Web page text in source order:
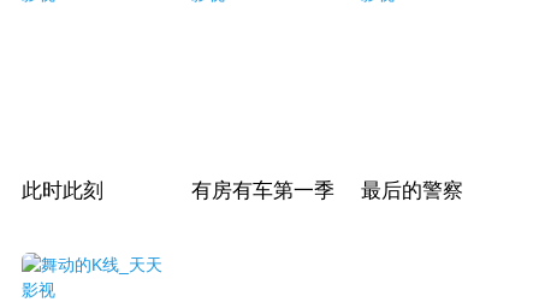
此时此刻 有房有车第一季 最后的警察